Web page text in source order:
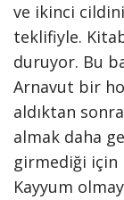
ve ikinci
teklifiyle.
duruyor. Bu
Arnavut bir
aldıktan
almak daha
girmediği için
Kayyum